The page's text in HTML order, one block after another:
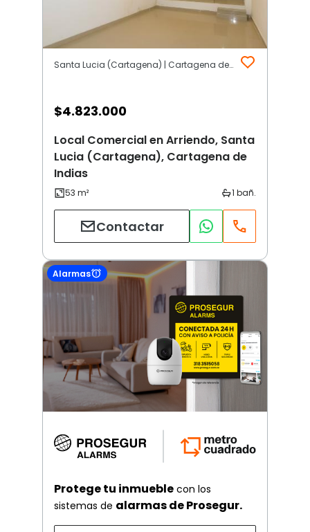
Santa Lucia (Cartagena) | Cartagena de Indias
$4.823.000
Local Comercial en Arriendo, Santa
Lucia (Cartagena), Cartagena de
Indias
Contactar
Alarmas
Protege tu inmueble con los
sistemas de alarmas de Prosegur.